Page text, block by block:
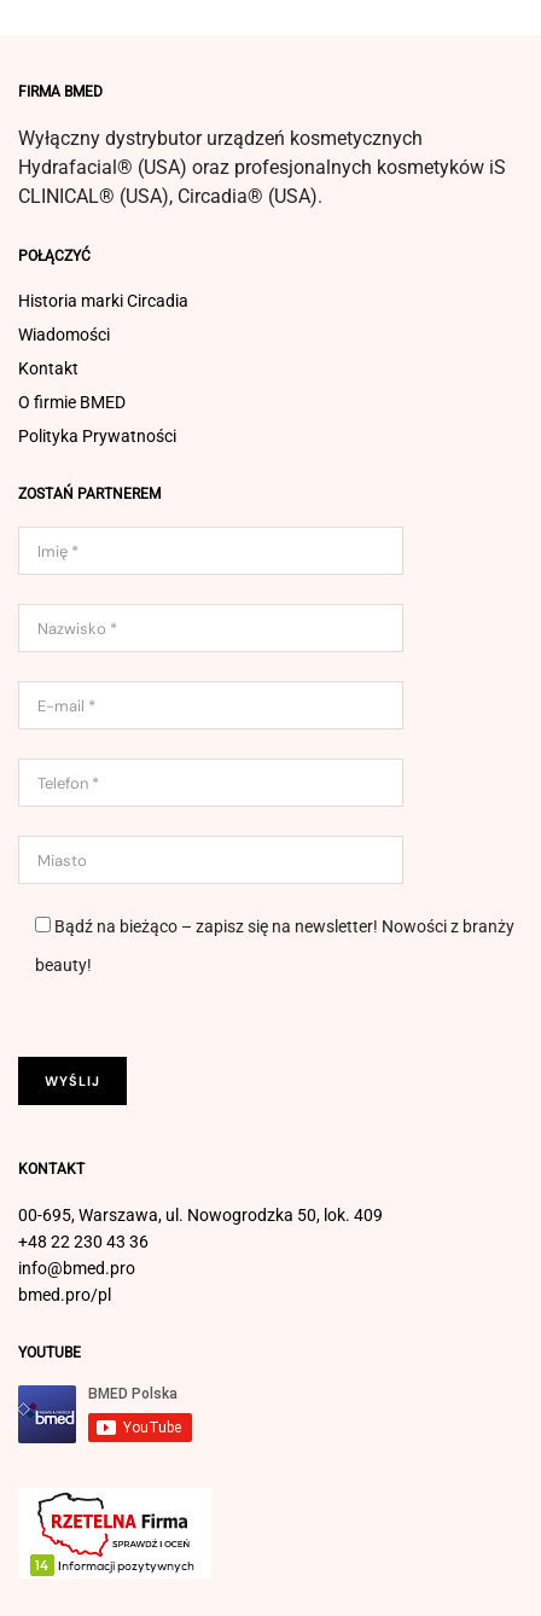
FIRMA BMED
Wyłączny dystrybutor urządzeń kosmetycznych
Hydrafacial® (USA) oraz profesjonalnych kosmetyków iS
CLINICAL® (USA), Circadia® (USA).
POŁĄCZYĆ
Historia marki Circadia
Wiadomości
Kontakt
O firmie BMED
Polityka Prywatności
ZOSTAŃ PARTNEREM
Bądź na bieżąco – zapisz się na newsletter! Nowości z branży
beauty!
KONTAKT
00-695, Warszawa, ul. Nowogrodzka 50, lok. 409
+48 22 230 43 36
info@bmed.pro
bmed.pro/pl
YOUTUBE